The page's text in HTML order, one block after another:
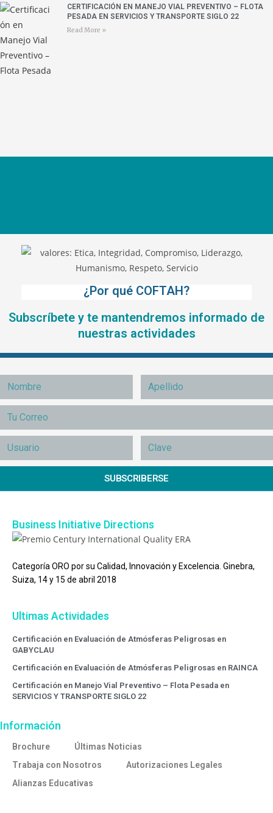
CERTIFICACIÓN EN MANEJO VIAL PREVENTIVO – FLOTA
PESADA EN SERVICIOS Y TRANSPORTE SIGLO 22
Read More »
¿Por qué COFTAH?
Subscríbete y te mantendremos informado de
nuestras actividades
SUBSCRIBERSE
Business Initiative Directions
Categoría ORO por su Calidad, Innovación y Excelencia. Ginebra,
Suiza, 14 y 15 de abril 2018
Ultimas Actividades
Certificación en Evaluación de Atmósferas Peligrosas en
GABYCLAU
Certificación en Evaluación de Atmósferas Peligrosas en RAINCA
Certificación en Manejo Vial Preventivo – Flota Pesada en
SERVICIOS Y TRANSPORTE SIGLO 22
Información
Brochure
Últimas Noticias
Trabaja con Nosotros
Autorizaciones Legales
Alianzas Educativas